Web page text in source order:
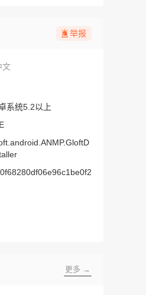
举报
文
系统5.2以上
更多 →